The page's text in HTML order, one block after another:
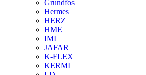
Grundfos
Hermes
HERZ
HME
IMI
JAFAR
K-FLEX
KERMI